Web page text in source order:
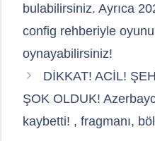
bulabilirsiniz. Ayrıca
config rehberiyle
oynayabilirsiniz!
DİKKAT! ACİL!
ŞOK OLDUK!
kaybetti! , fragmanı,